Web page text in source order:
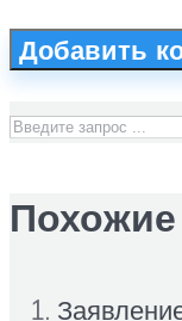
Похожие